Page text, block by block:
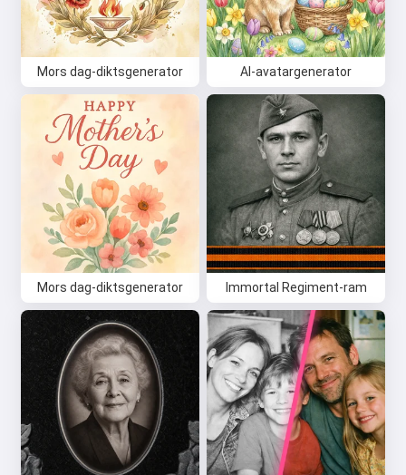
Mors dag-diktsgenerator AI-avatargenerator
Mors dag-diktsgenerator Immortal Regiment-ram